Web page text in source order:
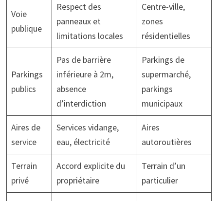
Voie
publique
Respect des
panneaux et
limitations locales
Centre-ville,
zones
résidentielles
Parkings
publics
Pas de barrière
inférieure à 2m,
absence
d’interdiction
Parkings de
supermarché,
parkings
municipaux
Aires de
service
Services vidange,
eau, électricité
Aires
autoroutières
Terrain
privé
Accord explicite du
propriétaire
Terrain d’un
particulier